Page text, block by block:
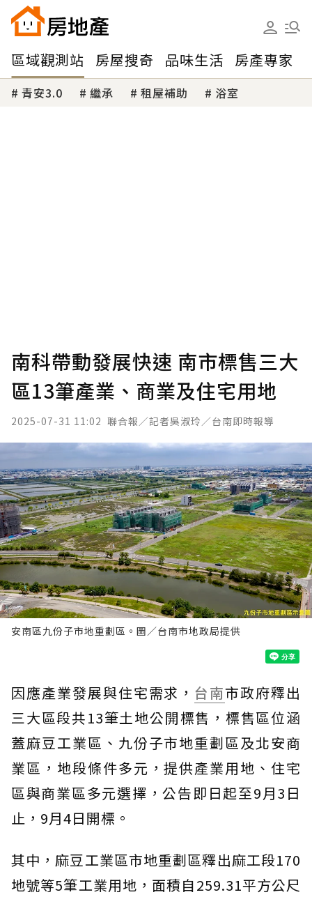
區域觀測站 房屋搜奇 品味生活 房產專家
青安3.0 繼承 租屋補助 浴室
南科帶動發展快速 南市標售三大
區13筆產業、商業及住宅用地
2025-07-31 11:02 聯合報／記者吳淑玲／台南即時報導
安南區九份子市地重劃區。圖／台南市地政局提供
因應產業發展與住宅需求， 台南市政府釋出
三大區段共13筆土地公開標售，標售區位涵
蓋麻豆工業區、九份子市地重劃區及北安商
業區，地段條件多元，提供產業用地、住宅
區與商業區多元選擇，公告即日起至9月3日
止，9月4日開標。
其中，麻豆工業區市地重劃區釋出麻工段170
地號等5筆工業用地，面積自259.31平方公尺